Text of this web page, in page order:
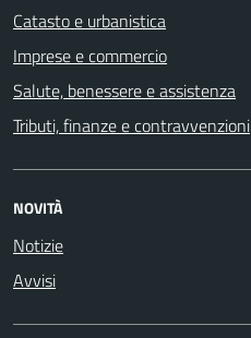
Catasto e urbanistica
Imprese e commercio
Salute, benessere e assistenza
Tributi, finanze e contravvenzioni
NOVITÀ
Notizie
Avvisi